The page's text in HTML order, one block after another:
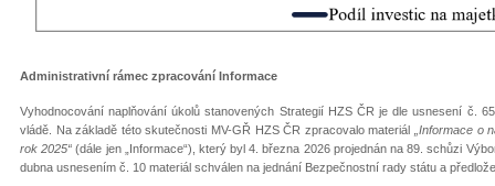
Administrativní rámec zpracování Informace
Vyhodnocování naplňování úkolů stanovených Strategií HZS ČR je dle usnesení č.
vládě. Na základě této skutečnosti MV-GŘ HZS ČR zpracovalo materiál
„Informace o
rok 2025“ (dále jen „Informace“), který byl 4. března 2026 projednán na 89. schůzi
dubna usnesením č. 10 materiál schválen na jednání Bezpečnostní rady státu a